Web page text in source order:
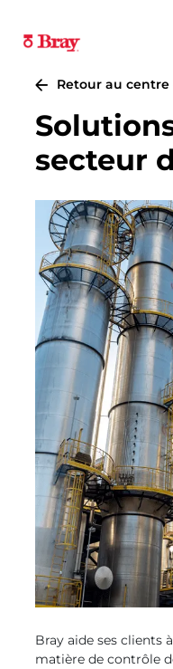
Retour au centre
secteur
Bray aide ses clients
matière de contrôle